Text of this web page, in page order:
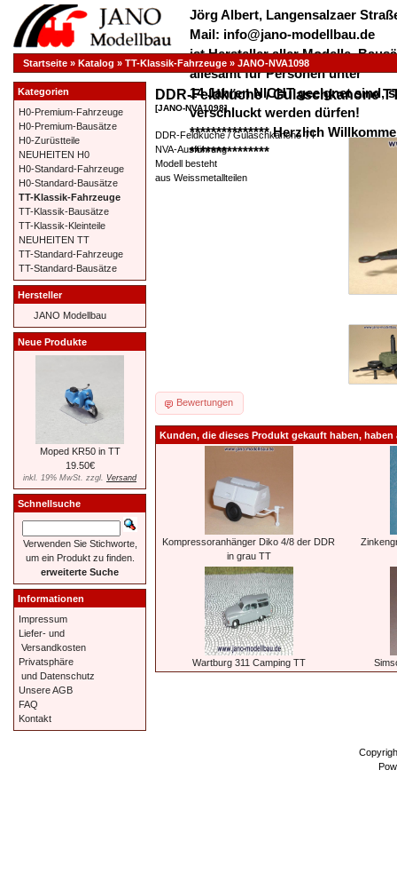
Jörg Albert, Langensalzaer
Mail: info@jano-modellbau.de
ist Hersteller aller Modelle,
allesamt für Personen unter
14 Jahren NICHT geeignet sind,
verschluckt werden dürfen!
*************** Herzlich
***************
Startseite » Katalog » TT-Klassik-Fahrzeuge » JANO-NVA1098
DDR-Feldküche / Gulaschkanone
[JANO-NVA1098]
DDR-Feldküche / Gulaschkanone TT
NVA-Ausführung
Modell besteht
aus Weissmetallteilen
Bewertungen
Kunden, die dieses Produkt gekauft haben,
Kompressoranhänger Diko 4/8 der DDR
in grau TT
Wartburg 311 Camping TT
Kategorien
H0-Premium-Fahrzeuge
H0-Premium-Bausätze
H0-Zurüstteile
NEUHEITEN H0
H0-Standard-Fahrzeuge
H0-Standard-Bausätze
TT-Klassik-Fahrzeuge
TT-Klassik-Bausätze
TT-Klassik-Kleinteile
NEUHEITEN TT
TT-Standard-Fahrzeuge
TT-Standard-Bausätze
Hersteller
JANO Modellbau
Neue Produkte
Moped KR50 in TT
19.50€
inkl. 19% MwSt. zzgl. Versand
Schnellsuche
Verwenden Sie Stichworte,
um ein Produkt zu finden.
erweiterte Suche
Informationen
Impressum
Liefer- und
Versandkosten
Privatsphäre
und Datenschutz
Unsere AGB
FAQ
Kontakt